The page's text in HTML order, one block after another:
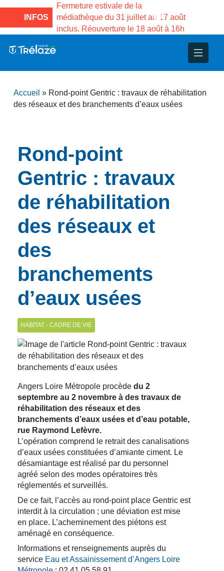
INFOS
la Maison des
de Gama du
Fermeture estivale de la
médiathèque du 31 juillet au 17 août
inclus. Réouverture le 18 août à 16h
et d’animations
Projets
– Jumelage
Accueil » Rond-point Gentric : travaux de réhabilitation
des réseaux et des branchements d’eaux usées
Rond-point
Gentric : travaux
de réhabilitation
des réseaux et
des
branchements
d’eaux usées
HABITAT - CADRE DE VIE
Angers Loire Métropole procède du 2
septembre au 2 novembre à des travaux de
réhabilitation des réseaux et des
branchements d’eaux usées et d’eau potable,
rue Raymond Lefèvre.
L’opération comprend le retrait des canalisations
d’eaux usées constituées d’amiante ciment. Le
désamiantage est réalisé par du personnel
agréé selon des modes opératoires très
réglementés et surveillés.
De ce fait, l’accès au rond-point place Gentric est
interdit à la circulation ; une déviation est mise
en place. L’acheminement des piétons est
aménagé en conséquence.
Informations et renseignements auprès du
service Eau et Assainissement d’Angers Loire